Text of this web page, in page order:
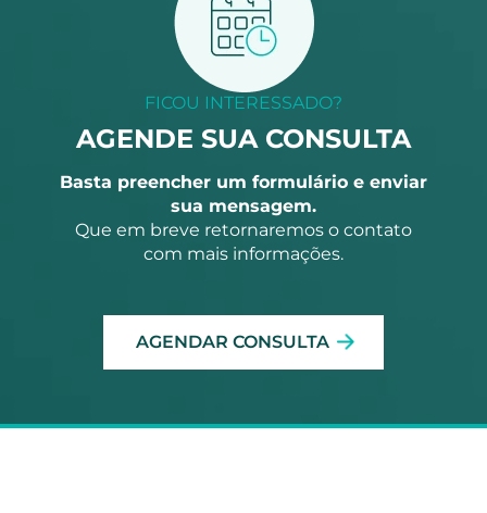
FICOU INTERESSADO?
AGENDE SUA CONSULTA
Basta preencher um formulário e enviar
sua mensagem.
Que em breve retornaremos o contato
com mais informações.
AGENDAR CONSULTA